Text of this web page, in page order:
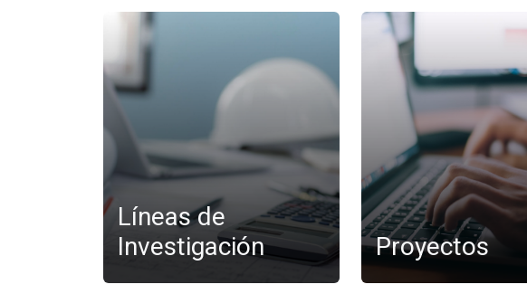
Líneas de
Investigación
Proyectos